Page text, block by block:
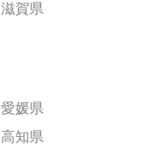
滋賀県
愛媛県
高知県